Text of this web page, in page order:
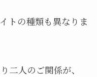
トの種類も異なりま
二人のご関係が、